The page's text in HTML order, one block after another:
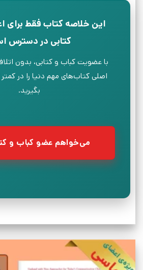
این خلاصه کتاب فقط برای
کتابی در دسترس
با عضویت کباب و کتابی، بدون
بگیرید.
می‌خواهم عضو کباب و